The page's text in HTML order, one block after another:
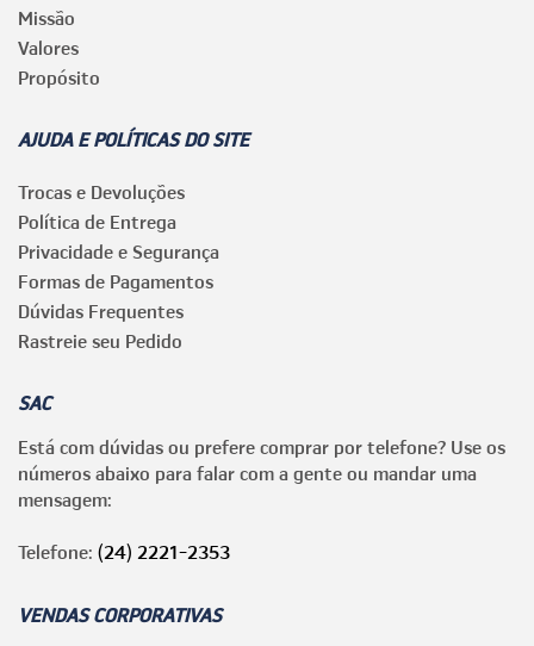
Missão
Valores
Propósito
AJUDA E POLÍTICAS DO SITE
Trocas e Devoluções
Política de Entrega
Privacidade e Segurança
Formas de Pagamentos
Dúvidas Frequentes
Rastreie seu Pedido
SAC
Está com dúvidas ou prefere comprar por telefone? Use os
números abaixo para falar com a gente ou mandar uma
mensagem:
Telefone: (24) 2221-2353
VENDAS CORPORATIVAS